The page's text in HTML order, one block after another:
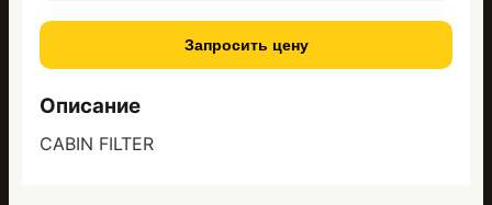
Запросить цену
Описание
CABIN FILTER